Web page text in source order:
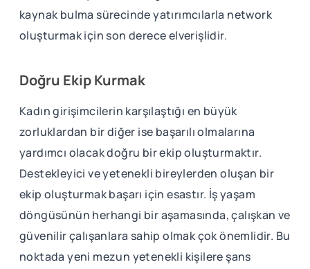
kaynak bulma sürecinde yatırımcılarla network
oluşturmak için son derece elverişlidir.
Doğru Ekip Kurmak
Kadın girişimcilerin karşılaştığı en büyük
zorluklardan bir diğer ise başarılı olmalarına
yardımcı olacak doğru bir ekip oluşturmaktır.
Destekleyici ve yetenekli bireylerden oluşan bir
ekip oluşturmak başarı için esastır. İş yaşam
döngüsünün herhangi bir aşamasında, çalışkan ve
güvenilir çalışanlara sahip olmak çok önemlidir. Bu
noktada yeni mezun yetenekli kişilere şans